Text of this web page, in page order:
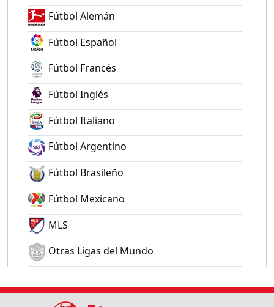
Fútbol Alemán
Fútbol Español
Fútbol Francés
Fútbol Inglés
Fútbol Italiano
Fútbol Argentino
Fútbol Brasileño
Fútbol Mexicano
MLS
Otras Ligas del Mundo